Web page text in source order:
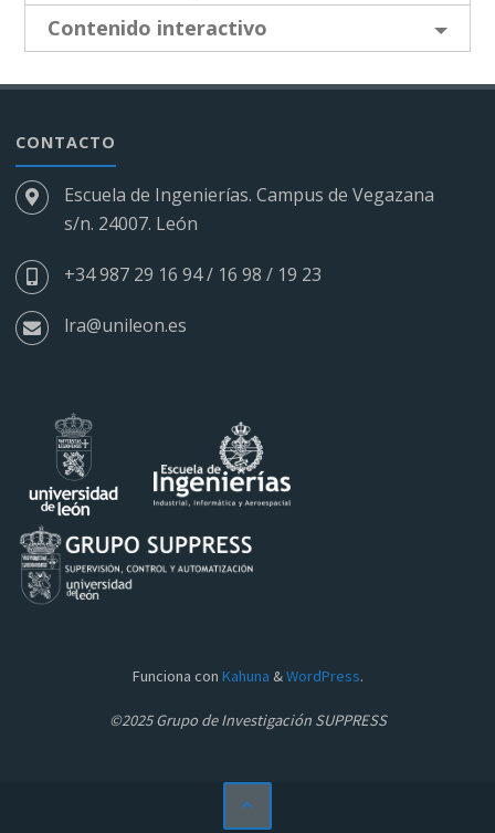
Contenido interactivo
CONTACTO
Escuela de Ingenierías. Campus de Vegazana
s/n. 24007. León
+34 987 29 16 94 / 16 98 / 19 23
lra@unileon.es
Funciona con Kahuna &WordPress.
©2025 Grupo de Investigación SUPPRESS